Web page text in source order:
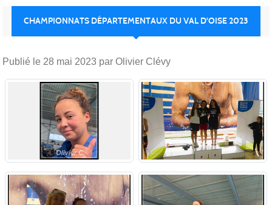
CHAMPIONNATS DÉPARTEMENTAUX DU VAL D'OISE 2023
Publié le 28 mai 2023 par Olivier Clévy